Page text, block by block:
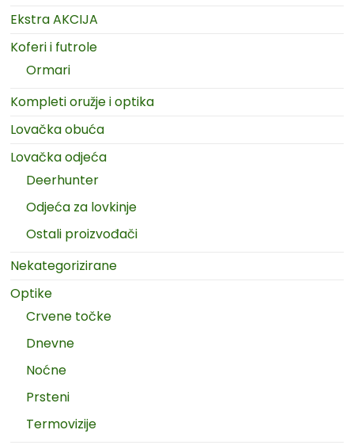
Ekstra AKCIJA
Koferi i futrole
Ormari
Kompleti oružje i optika
Lovačka obuća
Lovačka odjeća
Deerhunter
Odjeća za lovkinje
Ostali proizvođači
Nekategorizirane
Optike
Crvene točke
Dnevne
Noćne
Prsteni
Termovizije